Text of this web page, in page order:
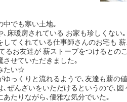
中でも寒い土地｡
､床暖房されている お家も珍しくない｡
してくれている仕事師さんのお宅も
るお友達が 薪ストーブをつけるとの
させていただきました｡
たい☆
ゆっくりと流れるようで､友達も薪の
､ぜんざいをいただけるというので､
あたりながら､優雅な気分でいた｡